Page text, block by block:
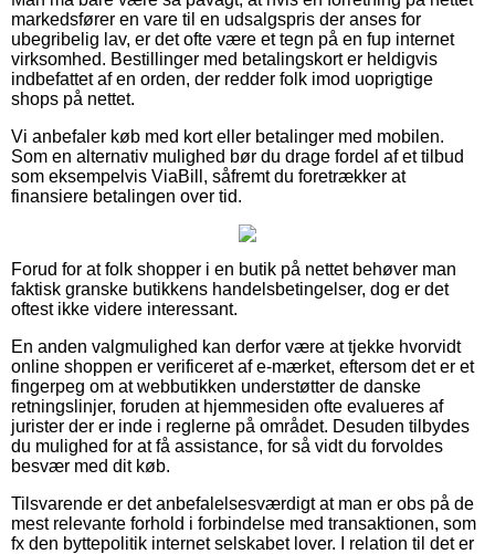
markedsfører en vare til en udsalgspris der anses for
ubegribelig lav, er det ofte være et tegn på en fup internet
virksomhed. Bestillinger med betalingskort er heldigvis
indbefattet af en orden, der redder folk imod uoprigtige
shops på nettet.
Vi anbefaler køb med kort eller betalinger med mobilen.
Som en alternativ mulighed bør du drage fordel af et tilbud
som eksempelvis ViaBill, såfremt du foretrækker at
finansiere betalingen over tid.
Forud for at folk shopper i en butik på nettet behøver man
faktisk granske butikkens handelsbetingelser, dog er det
oftest ikke videre interessant.
En anden valgmulighed kan derfor være at tjekke hvorvidt
online shoppen er verificeret af e-mærket, eftersom det er et
fingerpeg om at webbutikken understøtter de danske
retningslinjer, foruden at hjemmesiden ofte evalueres af
jurister der er inde i reglerne på området. Desuden tilbydes
du mulighed for at få assistance, for så vidt du forvoldes
besvær med dit køb.
Tilsvarende er det anbefalelsesværdigt at man er obs på de
mest relevante forhold i forbindelse med transaktionen, som
fx den byttepolitik internet selskabet lover. I relation til det er